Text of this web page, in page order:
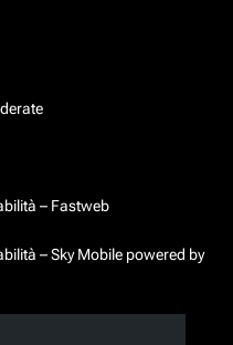
– Fastweb
– Sky Mobile powered by